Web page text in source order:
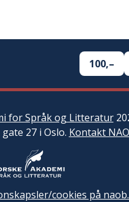
100,–
for Språk og Litteratur
27 i Oslo. Kontakt
cookies på